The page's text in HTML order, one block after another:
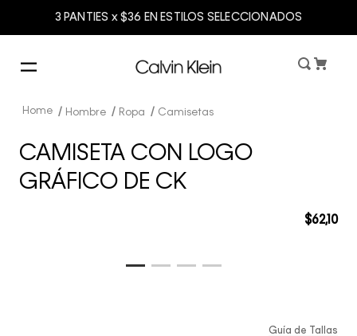
3 PANTIES x $36 EN ESTILOS SELECCIONADOS
Hombre Ropa Camisetas
CAMISETA CON LOGO
GRÁFICO DE CK
$62,10
Guía de Tallas